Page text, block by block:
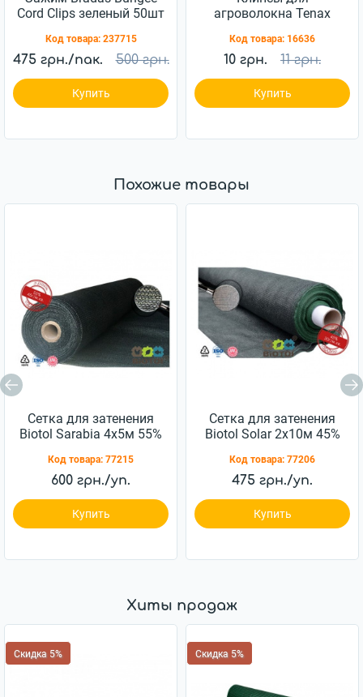
Cord Clips зеленый 50шт
Код товара: 237715
475 грн./пак. 500 грн.
Купить
агроволокна Tenax
Код товара: 16636
10 грн. 11 грн.
Купить
Похожие товары
Сетка для затенения
Biotol Sarabia 4x5м 55%
Код товара: 77215
600 грн./уп.
Купить
Сетка для затенения
Biotol Solar 2х10м 45%
Код товара: 77206
475 грн./уп.
Купить
Хиты продаж
Скидка 5% Скидка 5%